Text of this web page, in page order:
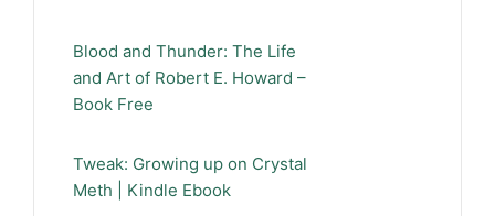
Blood and Thunder: The Life
and Art of Robert E. Howard –
Book Free
Tweak: Growing up on Crystal
Meth | Kindle Ebook